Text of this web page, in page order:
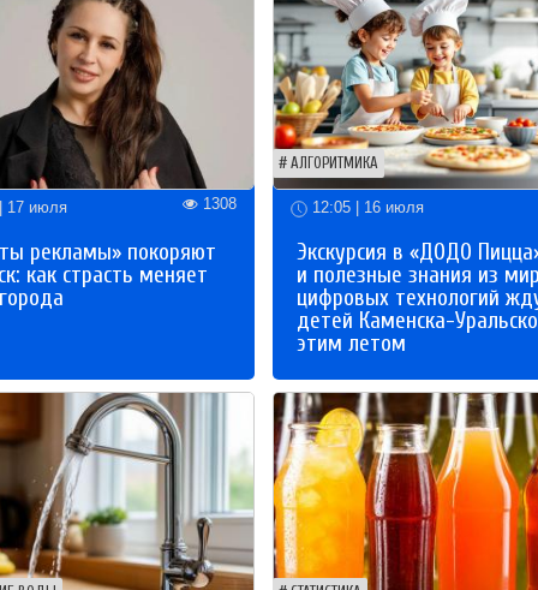
17 июля 1308
рекламы» покоряют
как страсть меняет
АЛГОРИТМИКА
12:05 | 16 июля
Экскурсия в «ДОДО
и полезные знания из
цифровых технологий
детей Каменска-
этим летом